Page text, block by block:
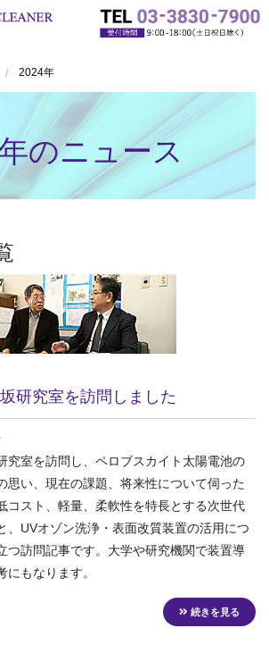
2024年
のニュース
研究室を訪問しました
究室を訪問し、ペロブスカイト太陽電池の
思い、現在の課題、将来性について伺った
コスト、軽量、柔軟性を特長とする次世代
、UVオゾン洗浄・表面改質装置の活用につ
つ訪問記事です。大学や研究機関で装置導
にもなります。
続きを見る